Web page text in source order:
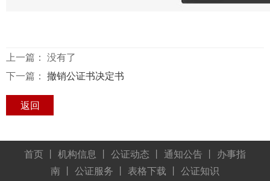
上一篇： 没有了
下一篇： 撤销公证书决定书
返回
首页 丨 机构信息 丨 公证动态 丨 通知公告 丨 办事指
南 丨 公证服务 丨 表格下载 丨 公证知识